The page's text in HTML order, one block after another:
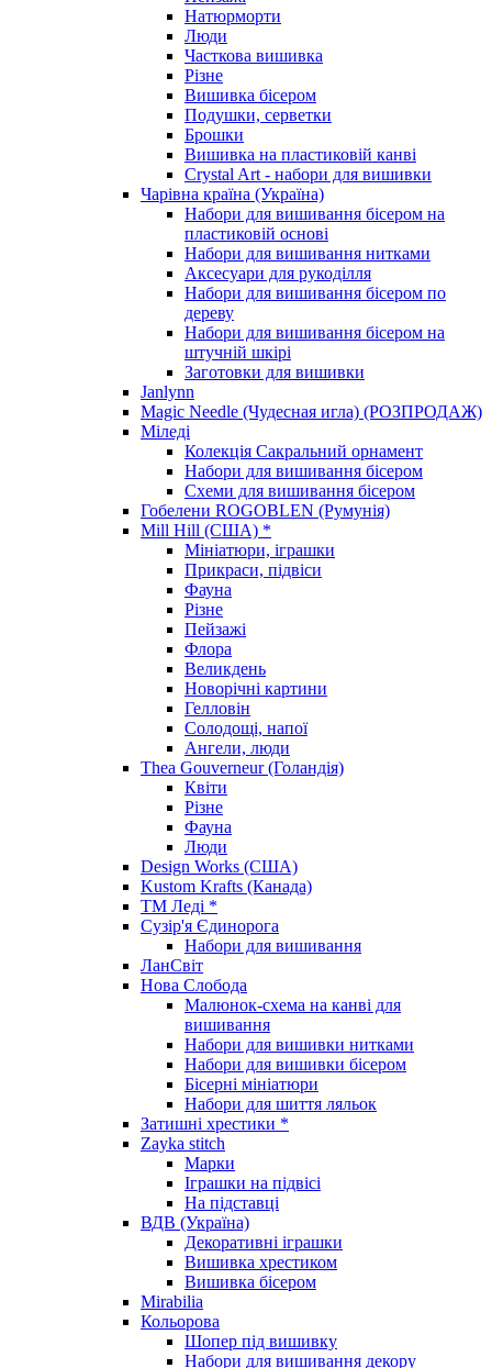
Натюрморти
Люди
Часткова вишивка
Різне
Вишивка бісером
Подушки, серветки
Брошки
Вишивка на пластиковій канві
Crystal Art - набори для вишивки
Чарівна країна (Україна)
Набори для вишивання бісером на
пластиковій основі
Набори для вишивання нитками
Аксесуари для рукоділля
Набори для вишивання бісером по
дереву
Набори для вишивання бісером на
штучній шкірі
Заготовки для вишивки
Janlynn
Magic Needle (Чудесная игла) (РОЗПРОДАЖ)
Міледі
Колекція Сакральний орнамент
Набори для вишивання бісером
Схеми для вишивання бісером
Гобелени ROGOBLEN (Румунія)
Mill Hill (США) *
Мініатюри, іграшки
Прикраси, підвіси
Фауна
Різне
Пейзажі
Флора
Великдень
Новорічні картини
Гелловін
Солодощі, напої
Ангели, люди
Thea Gouverneur (Голандія)
Квіти
Різне
Фауна
Люди
Design Works (США)
Kustom Krafts (Канада)
ТМ Леді *
Сузір'я Єдинорога
Набори для вишивання
ЛанСвіт
Нова Слобода
Малюнок-схема на канві для
вишивання
Набори для вишивки нитками
Набори для вишивки бісером
Бісерні мініатюри
Набори для шиття ляльок
Затишні хрестики *
Zayka stitch
Марки
Іграшки на підвісі
На підставці
ВДВ (Україна)
Декоративні іграшки
Вишивка хрестиком
Вишивка бісером
Mirabilia
Кольорова
Шопер під вишивку
Набори для вишивання декору